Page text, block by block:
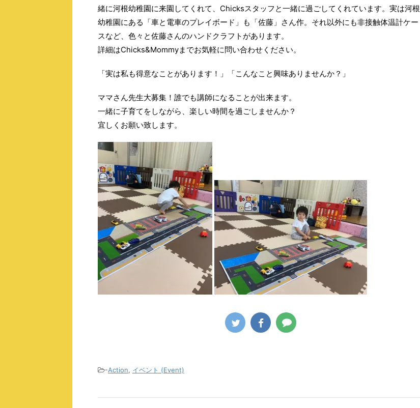
緒に河根幼稚園に来園してくれて、Chicksスタッフと一緒に過ごしてくれています。実は河根
幼稚園にある「車と電車のプレイボード」も「佐藤」さん作。それ以外にも非接触体温計ケー
スなど、色々と佐藤さんのハンドクラフトがあります。
詳細はChicks&Mommyまでお気軽に問い合わせください。
「実は私も得意なことがあります！」「こんなこと興味ありませんか？」
ママさん先生大募集！誰でも講師になることが出来ます。
一緒に子育てをしながら、楽しい時間を過ごしませんか？
宜しくお願い致します。
-Action, イベント (Event)